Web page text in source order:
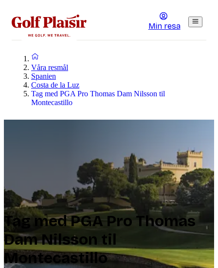
Min resa
Våra resmål
Spanien
Costa de la Luz
Tag med PGA Pro Thomas Dam Nilsson til
Montecastillo
Tag med PGA Pro Thomas
Dam Nilsson til
Montecastillo